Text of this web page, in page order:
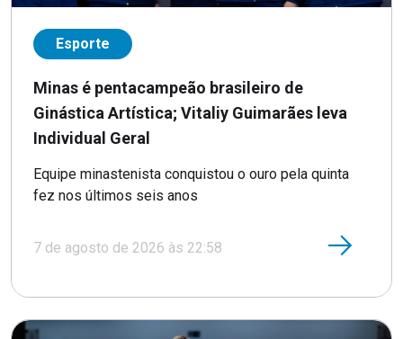
Esporte
Minas é pentacampeão brasileiro de
Ginástica Artística; Vitaliy Guimarães leva
Individual Geral
Equipe minastenista conquistou o ouro pela quinta
fez nos últimos seis anos
7 de agosto de 2026 às 22:58